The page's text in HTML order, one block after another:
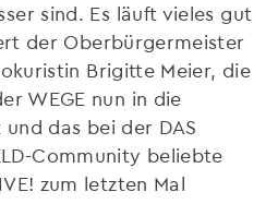
sind. Es läuft vieles gut
der Oberbürgermeister
Brigitte Meier, die
WEGE nun in die
das bei der DAS
Community beliebte
zum letzten Mal